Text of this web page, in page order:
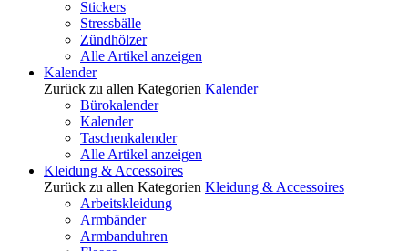
Stickers
Stressbälle
Zündhölzer
Alle Artikel anzeigen
Kalender
Zurück zu allen Kategorien Kalender
Bürokalender
Kalender
Taschenkalender
Alle Artikel anzeigen
Kleidung & Accessoires
Zurück zu allen Kategorien Kleidung & Accessoires
Arbeitskleidung
Armbänder
Armbanduhren